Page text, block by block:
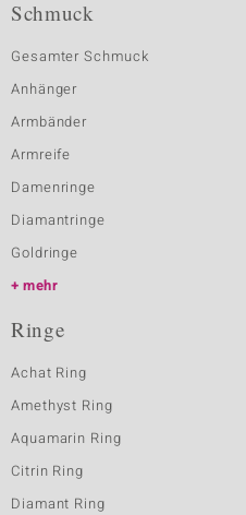
Schmuck
Gesamter Schmuck
Anhänger
Armbänder
Armreife
Damenringe
Diamantringe
Goldringe
mehr
Ringe
Achat Ring
Amethyst Ring
Aquamarin Ring
Citrin Ring
Diamant Ring